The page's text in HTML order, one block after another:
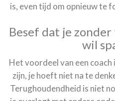
is, even tijd om opnieuw te
Besef dat je
wil
Het voordeel van een
zijn, je hoeft niet na te
Terughoudendheid is niet